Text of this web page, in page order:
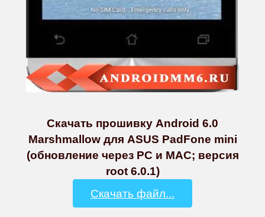
Скачать прошивку Android 6.0
Marshmallow для ASUS PadFone mini
(обновление через PC и MAC; версия
root 6.0.1)
Скачать файл...